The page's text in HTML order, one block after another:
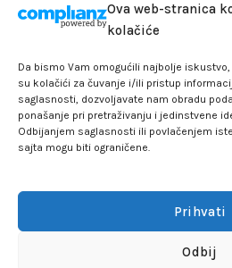
Ova web-stranica
kolačiće
Da bismo Vam omogućili najbolje
su kolačići za čuvanje i/ili pristup
saglasnosti, dozvoljavate nam obradu
ponašanje pri pretraživanju i jedinstvene
Odbijanjem saglasnosti ili povlačenjem
sajta mogu biti ograničene.
Prihvati
Odbij
Adresa: Paunova
Lokal 102,